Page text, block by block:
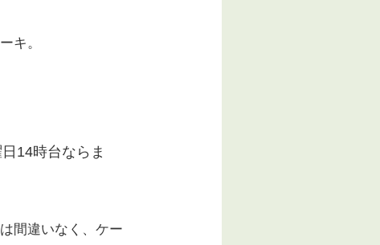
キ。
14時台ならま
間違いなく、ケー